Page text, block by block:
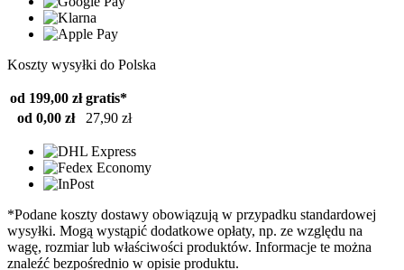
Koszty wysyłki do Polska
od 199,00 zł gratis*
od 0,00 zł
27,90 zł
*Podane koszty dostawy obowiązują w przypadku standardowej
wysyłki. Mogą wystąpić dodatkowe opłaty, np. ze względu na
wagę, rozmiar lub właściwości produktów. Informacje te można
znaleźć bezpośrednio w opisie produktu.